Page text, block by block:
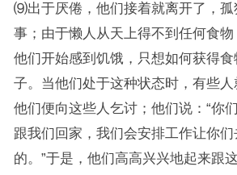
⑼出于厌倦，他们接着就离开了，孤
事；由于懒人从天上得不到任何食
他们开始感到饥饿，只想如何获得
子。当他们处于这种状态时，有些人
他们便向这些人乞讨；他们说：“你
跟我们回家，我们会安排工作让你
的。”于是，他们高高兴兴地起来跟